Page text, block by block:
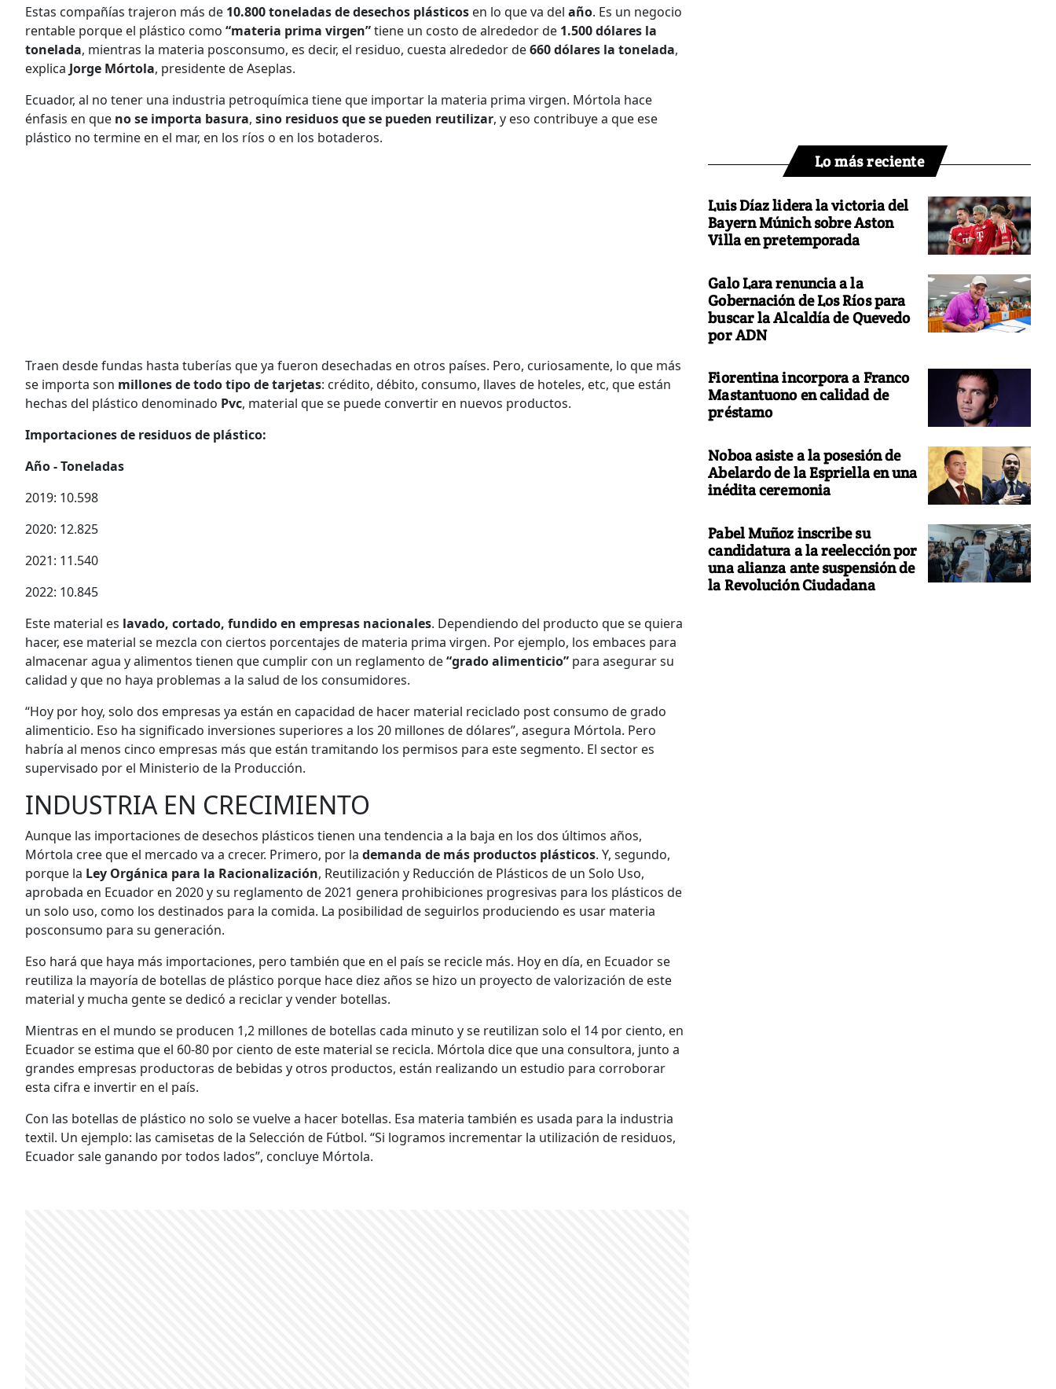
Estas compañías trajeron más de 10.800 toneladas de desechos plásticos en lo que va del año. Es un negocio
rentable porque el plástico como “materia prima virgen”tiene un costo de alrededor de 1.500 dólares la
tonelada, mientras la materia posconsumo, es decir, el residuo, cuesta alrededor de660 dólares la tonelada,
explica Jorge Mórtola, presidente de Aseplas.
Ecuador, al no tener una industria petroquímica tiene que importar la materia prima virgen. Mórtola hace
énfasis en que no se importa basura, sino residuos que se pueden reutilizar, y eso contribuye a que ese
plástico no termine en el mar, en los ríos o en los botaderos.
Traen desde fundas hasta tuberías que ya fueron desechadas en otros países. Pero, curiosamente, lo que más
se importa son millones de todo tipo de tarjetas: crédito, débito, consumo, llaves de hoteles, etc, que están
hechas del plástico denominado Pvc, material que se puede convertir en nuevos productos.
Importaciones de residuos de plástico:
Año - Toneladas
2019: 10.598
2020: 12.825
2021: 11.540
2022: 10.845
Este material es lavado, cortado, fundido en empresas nacionales. Dependiendo del producto que se quiera
hacer, ese material se mezcla con ciertos porcentajes de materia prima virgen. Por ejemplo, los embaces para
almacenar agua y alimentos tienen que cumplir con un reglamento de“grado alimenticio” para asegurar su
calidad y que no haya problemas a la salud de los consumidores.
“Hoy por hoy, solo dos empresas ya están en capacidad de hacer material reciclado post consumo de grado
alimenticio. Eso ha significado inversiones superiores a los 20 millones de dólares”, asegura Mórtola. Pero
habría al menos cinco empresas más que están tramitando los permisos para este segmento. El sector es
supervisado por el Ministerio de la Producción.
INDUSTRIA EN CRECIMIENTO
Aunque las importaciones de desechos plásticos tienen una tendencia a la baja en los dos últimos años,
Mórtola cree que el mercado va a crecer. Primero, por la demanda de más productos plásticos. Y, segundo,
porque la Ley Orgánica para la Racionalización, Reutilización y Reducción de Plásticos de un Solo Uso,
aprobada en Ecuador en 2020 y su reglamento de 2021 genera prohibiciones progresivas para los plásticos de
un solo uso, como los destinados para la comida. La posibilidad de seguirlos produciendo es usar materia
posconsumo para su generación.
Eso hará que haya más importaciones, pero también que en el país se recicle más. Hoy en día, en Ecuador se
reutiliza la mayoría de botellas de plástico porque hace diez años se hizo un proyecto de valorización de este
material y mucha gente se dedicó a reciclar y vender botellas.
Mientras en el mundo se producen 1,2 millones de botellas cada minuto y se reutilizan solo el 14 por ciento, en
Ecuador se estima que el 60-80 por ciento de este material se recicla. Mórtola dice que una consultora, junto a
grandes empresas productoras de bebidas y otros productos, están realizando un estudio para corroborar
esta cifra e invertir en el país.
Con las botellas de plástico no solo se vuelve a hacer botellas. Esa materia también es usada para la industria
textil. Un ejemplo: las camisetas de la Selección de Fútbol. “Si logramos incrementar la utilización de residuos,
Ecuador sale ganando por todos lados”, concluye Mórtola.
Lo más reciente
Luis Díaz lidera la victoria del
Bayern Múnich sobre Aston
Villa en pretemporada
Galo Lara renuncia a la
Gobernación de Los Ríos para
buscar la Alcaldía de Quevedo
por ADN
Fiorentina incorpora a Franco
Mastantuono en calidad de
préstamo
Noboa asiste a la posesión de
Abelardo de la Espriella en una
inédita ceremonia
Pabel Muñoz inscribe su
candidatura a la reelección por
una alianza ante suspensión de
la Revolución Ciudadana